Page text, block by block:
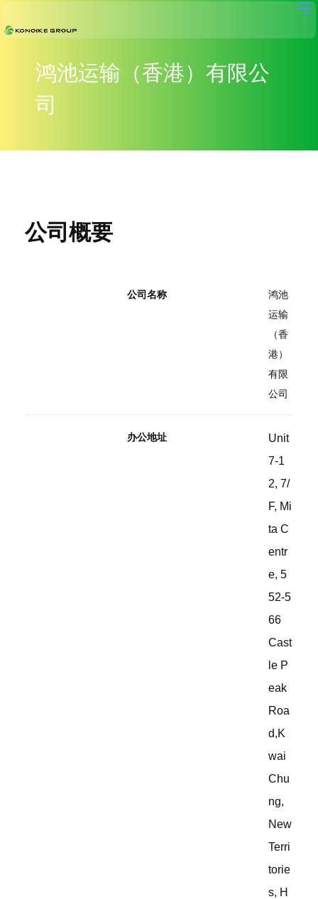
鸿池运输（香港）有限公
司
公司概要
公司名称
鸿池
运输
（香
港）
有限
公司
办公地址
Unit
7-1
2, 7/
F, Mi
ta C
entr
e, 5
52-5
66
Cast
le P
eak
Roa
d,K
wai
Chu
ng,
New
Terri
torie
s, H